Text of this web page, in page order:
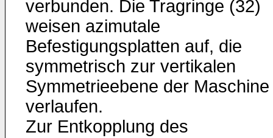
verbunden. Die Tragringe (32)
weisen azimutale
Befestigungsplatten auf, die
symmetrisch zur vertikalen
Symmetrieebene der Maschine
verlaufen.
Zur Entkopplung des